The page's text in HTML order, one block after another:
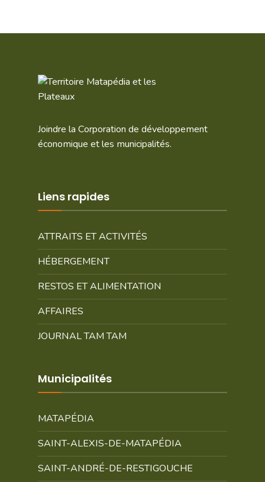
Joindre la Corporation de développement
économique et les municipalités.
Liens rapides
ATTRAITS ET ACTIVITÉS
HÉBERGEMENT
RESTOS ET ALIMENTATION
AFFAIRES
JOURNAL TAM TAM
Municipalités
MATAPÉDIA
SAINT-ALEXIS-DE-MATAPÉDIA
SAINT-ANDRÉ-DE-RESTIGOUCHE